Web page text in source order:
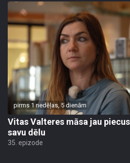
pirms 1 nedēļas, 5 dienām
Vitas Valteres māsa jau
savu dēlu
35. epizode